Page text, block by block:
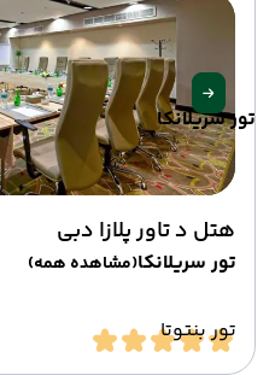
تور سریلانکا
تور سریلانکا(مشاهده همه)
تور بنتوتا
هتل د تاور پلازا دبی